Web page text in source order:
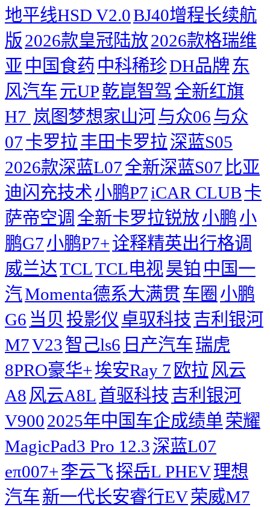
地平线HSD V2.0BJ40增程长续航
版2026款皇冠陆放2026款格瑞维
亚 中国食药 中科稀珍DH品牌 东
风汽车元UP乾崑智驾 全新红旗
H7 ​ 岚图梦想家山河与众06与众
07卡罗拉丰田卡罗拉深蓝S05
2026款深蓝L07全新深蓝S07 比亚
迪闪充技术小鹏P7iCAR CLUB卡
萨帝空调 全新卡罗拉锐放小鹏小
鹏G7小鹏P7+诠释精英出行格调
威兰达TCLTCL电视昊铂 中国一
汽Momenta德系大满贯车圈 小鹏
G6 当贝 投影仪 卓驭科技吉利银河
M7V23智己ls6 日产汽车瑞虎
8PRO豪华+埃安Ray 7 欧拉 风云
A8 风云A8L 首驱科技吉利银河
V9002025年中国车企成绩单荣耀
MagicPad3 Pro 12.3深蓝L07
eπ007+李云飞探岳L PHEV理想
汽车新一代长安睿行EV荣威M7